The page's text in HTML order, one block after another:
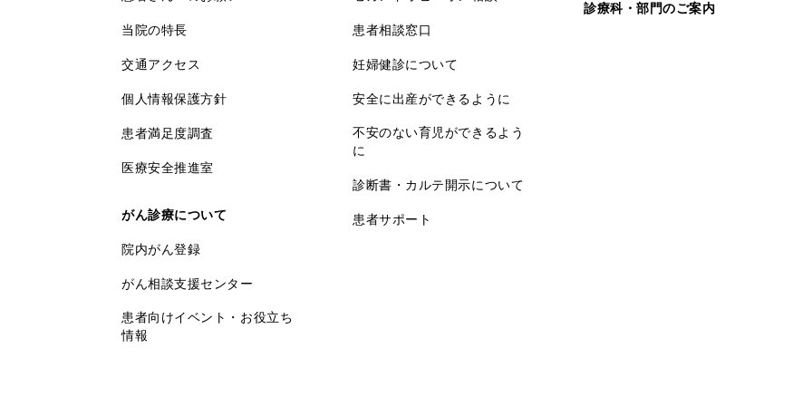
当院の特長
交通アクセス
個人情報保護方針
患者満足度調査
医療安全推進室
がん診療について
院内がん登録
がん相談支援センター
患者向けイベント・お役立ち
情報
患者相談窓口
妊婦健診について
安全に出産ができるように
不安のない育児ができるよう
に
診断書・カルテ開示について
患者サポート
診療科・部門のご案内